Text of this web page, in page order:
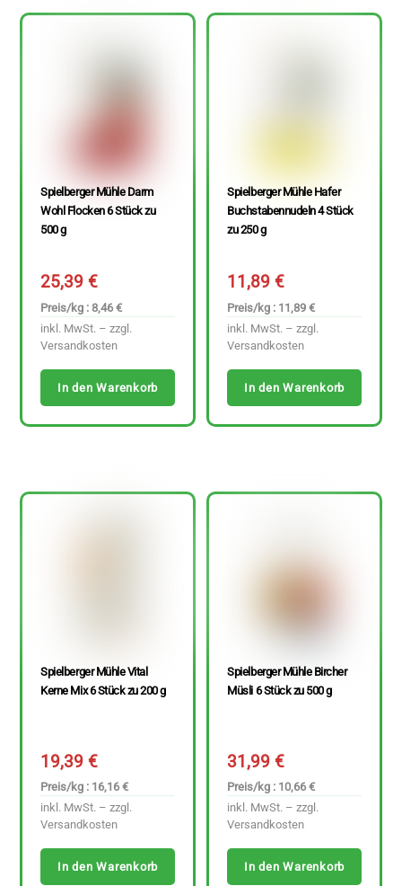
Spielberger Mühle Darm
Wohl Flocken 6 Stück zu
500 g
25,39€
Preis/kg : 8,46 €
inkl. MwSt. – zzgl.
Versandkosten
In den Warenkorb
Spielberger Mühle Hafer
Buchstabennudeln 4 Stück
zu 250 g
11,89€
Preis/kg : 11,89 €
inkl. MwSt. – zzgl.
Versandkosten
In den Warenkorb
Spielberger Mühle Vital
Kerne Mix 6 Stück zu 200 g
19,39€
Preis/kg : 16,16 €
inkl. MwSt. – zzgl.
Versandkosten
In den Warenkorb
Spielberger Mühle Bircher
Müsli 6 Stück zu 500 g
31,99€
Preis/kg : 10,66 €
inkl. MwSt. – zzgl.
Versandkosten
In den Warenkorb